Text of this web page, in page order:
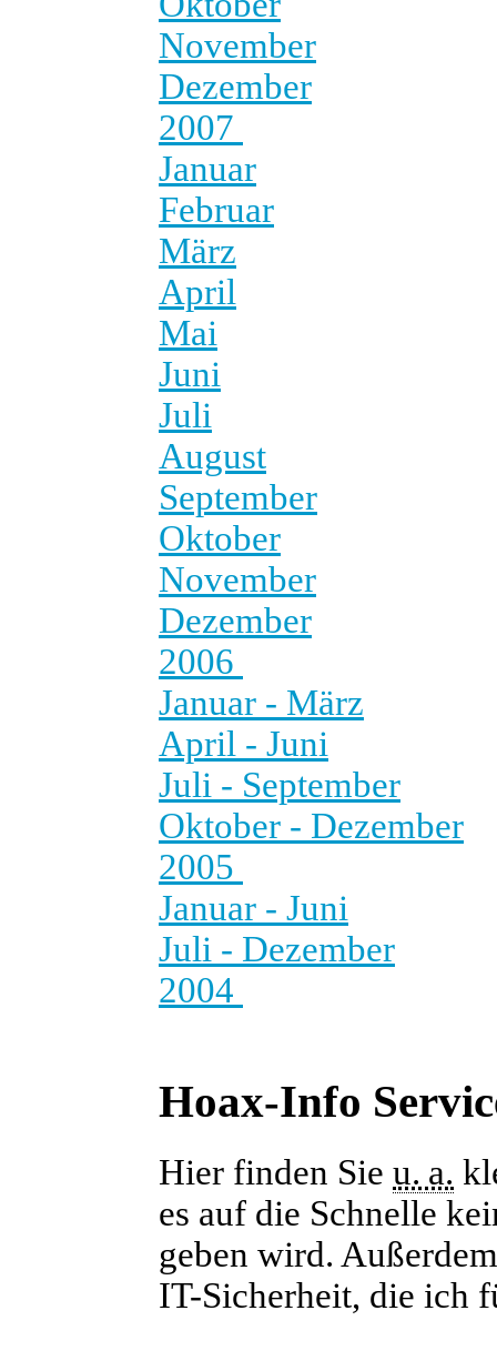
November
Dezember
2007
Januar
Februar
März
April
Mai
Juni
Juli
August
September
Oktober
November
Dezember
2006
Januar - März
April - Juni
Juli - September
Oktober - Dezember
2005
Januar - Juni
Juli - Dezember
2004
Hoax-Info
Hier finden Sie u. a.
es auf die Schnelle
geben wird.
IT-Sicherheit, die ich